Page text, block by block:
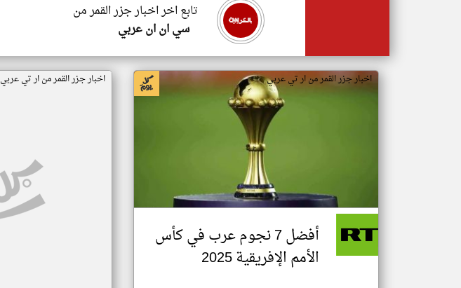
تابع اخر اخبار جزر القمر من
سي ان ان عربي
اخبار جزر القمر من ار تي عربي
أفضل 7 نجوم عرب في كأس
الأمم الإفريقية 2025
اخبار جزر القمر من ار تي عربي